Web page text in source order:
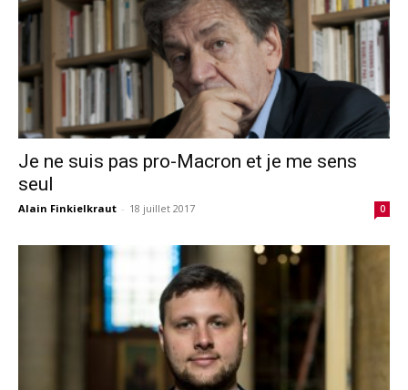
Je ne suis pas pro-Macron et je me sens
seul
Alain Finkielkraut - 18 juillet 2017 0